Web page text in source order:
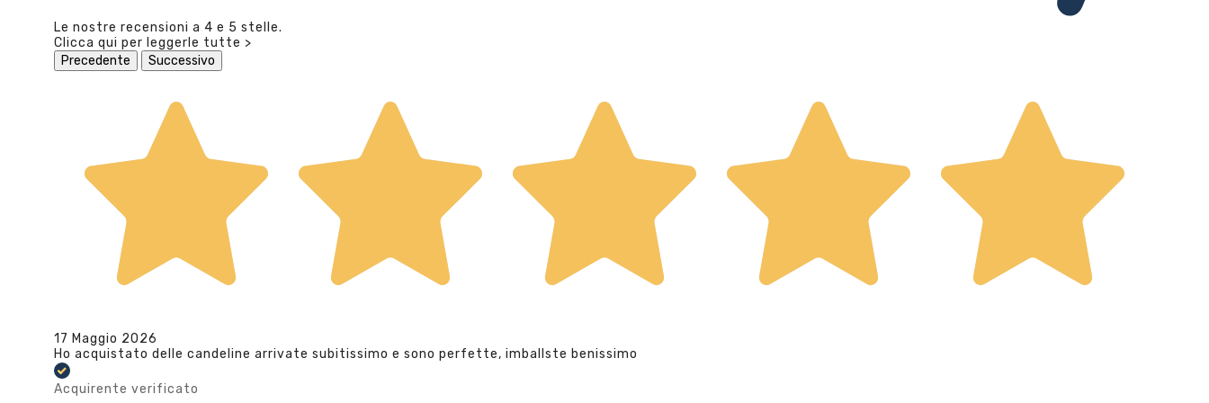
Le nostre recensioni a 4 e 5 stelle.
Clicca qui per leggerle tutte >
Precedente
Successivo
17 Maggio 2026
Ho acquistato delle candeline arrivate subitissimo e sono perfette, imballste benissimo
Acquirente verificato